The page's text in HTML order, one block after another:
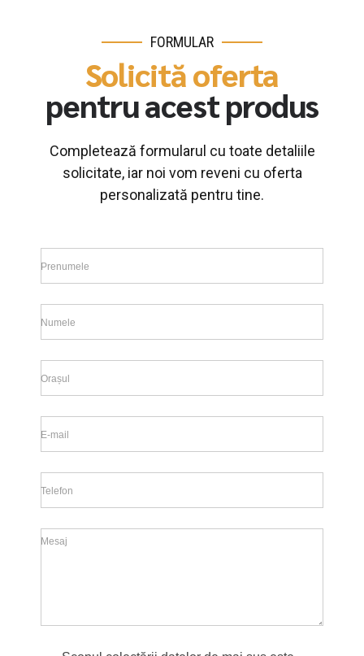
FORMULAR
Solicită oferta
pentru acest produs
Completează formularul cu toate detaliile
solicitate, iar noi vom reveni cu oferta
personalizată pentru tine.
Prenumele
Numele
Orașul
E-mail
Telefon
Mesaj